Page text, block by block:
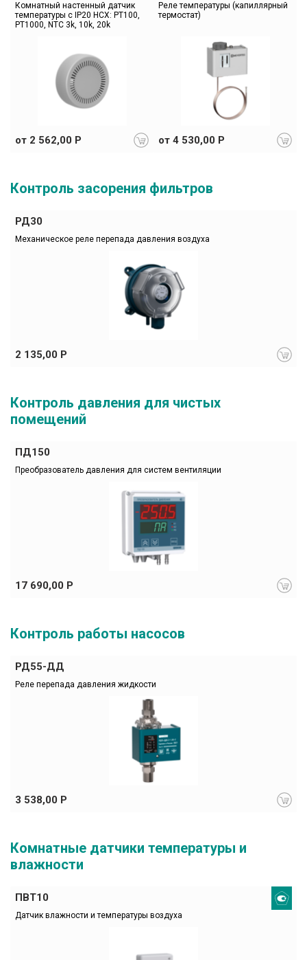
Комнатный настенный датчик
температуры с IP20 НСХ: РТ100,
РТ1000, NTC 3k, 10k, 20k
от 2 562,00 Р
Реле температуры (капиллярный
термостат)
от 4 530,00 Р
Контроль засорения фильтров
РД30
Механическое реле перепада давления воздуха
2 135,00 Р
Контроль давления для чистых
помещений
ПД150
Преобразователь давления для систем вентиляции
17 690,00 Р
Контроль работы насосов
РД55-ДД
Реле перепада давления жидкости
3 538,00 Р
Комнатные датчики температуры и
влажности
ПВТ10
Датчик влажности и температуры воздуха